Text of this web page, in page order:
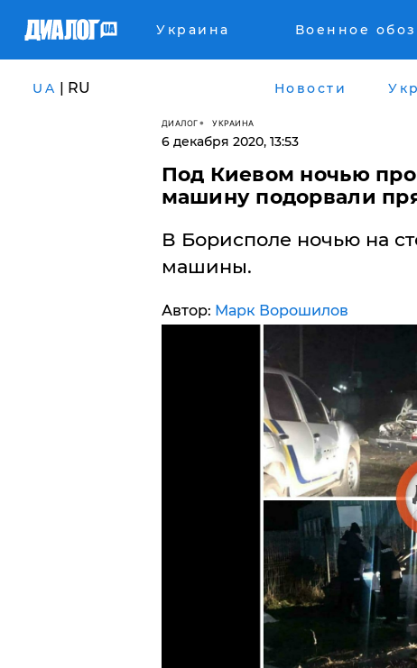
Украина Военное
UA | RU Новости
ДИАЛОГ УКРАИНА
6 декабря 2020, 13:53
Под Киевом ночью
машину подорвали
​В Борисполе ночью на
машины.
Автор: Марк Ворошилов